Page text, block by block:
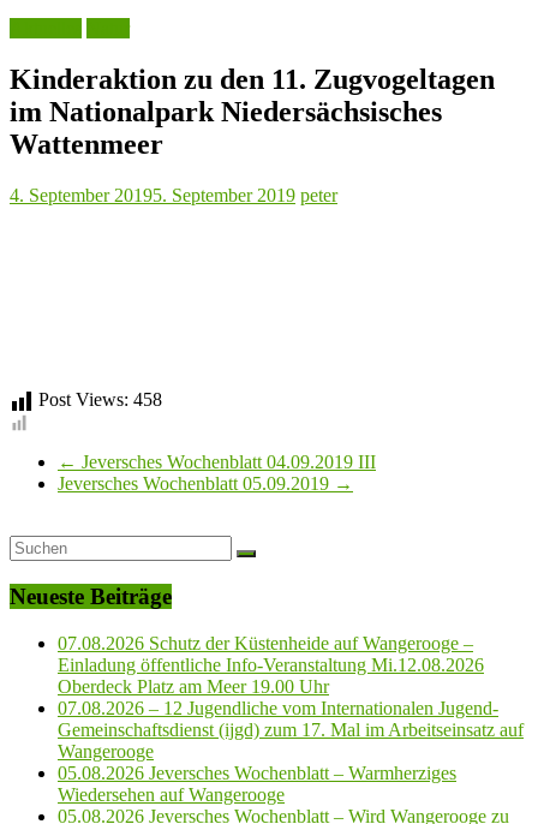
Kinderaktion zu den 11. Zugvogeltagen
im Nationalpark Niedersächsisches
Wattenmeer
4. September 20195. September 2019 peter
Post Views: 458
← Jeversches Wochenblatt 04.09.2019 III
Jeversches Wochenblatt 05.09.2019 →
Neueste Beiträge
07.08.2026 Schutz der Küstenheide auf Wangerooge –
Einladung öffentliche Info-Veranstaltung Mi.12.08.2026
Oberdeck Platz am Meer 19.00 Uhr
07.08.2026 – 12 Jugendliche vom Internationalen Jugend-
Gemeinschaftsdienst (ijgd) zum 17. Mal im Arbeitseinsatz auf
Wangerooge
05.08.2026 Jeversches Wochenblatt – Warmherziges
Wiedersehen auf Wangerooge
05.08.2026 Jeversches Wochenblatt – Wird Wangerooge zu